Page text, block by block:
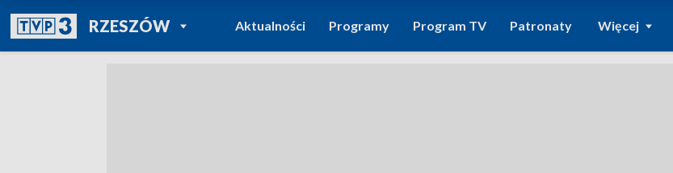
RZESZÓWPOWRÓT DO
TVP REGIONY
Aktualności Programy Program TV Patronaty Więcej